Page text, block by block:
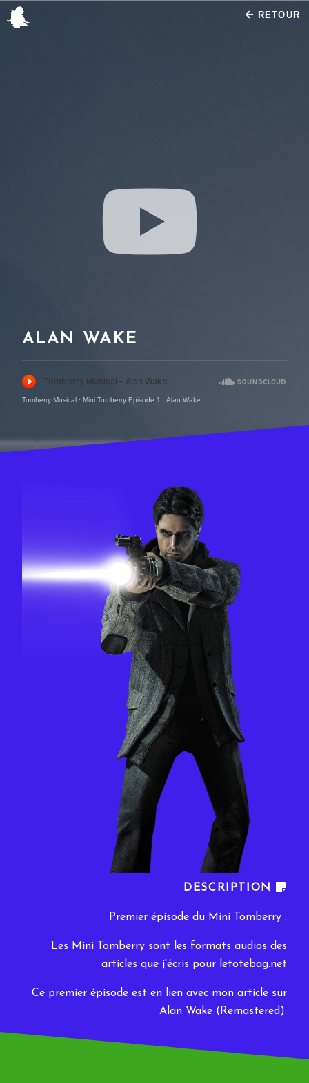
RETOUR
ALAN WAKE
Tomberry Musical · Mini Tomberry Episode 1 : Alan Wake
DESCRIPTION
Premier épisode du Mini Tomberry :
Les Mini Tomberry sont les formats audios des
articles que j'écris pour letotebag.net
Ce premier épisode est en lien avec mon article sur
Alan Wake (Remastered).